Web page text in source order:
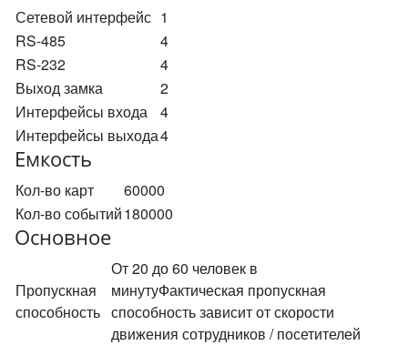
Сетевой интерфейс 1
RS-485
4
RS-232
4
Выход замка
2
Интерфейсы входа
4
Интерфейсы выхода4
Емкость
Кол-во карт
60000
Кол-во событий180000
Основное
Пропускная
способность
От 20 до 60 человек в
минутуФактическая пропускная
способность зависит от скорости
движения сотрудников / посетителей